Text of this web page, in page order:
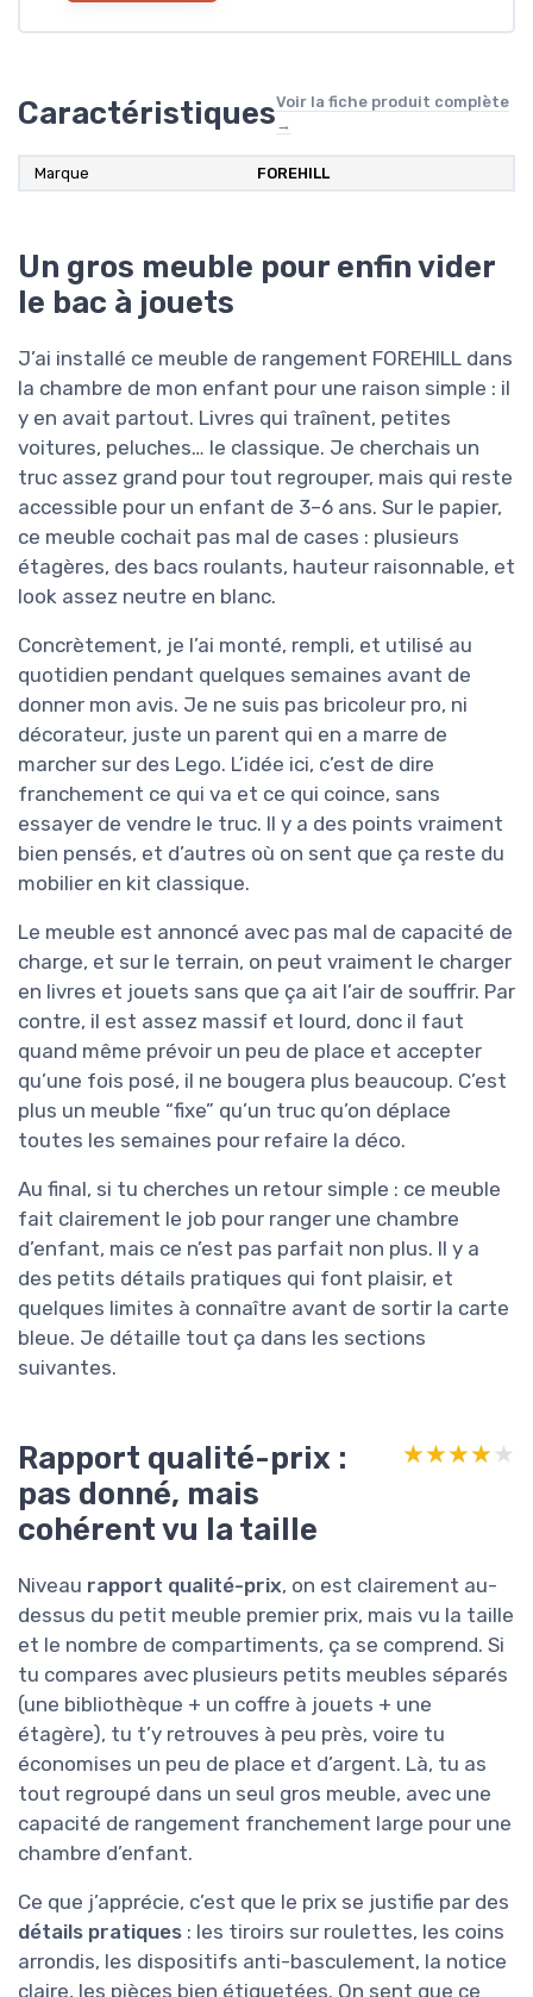
CaractéristiquesVoir la fiche produit complète
→
Marque FOREHILL
Un gros meuble pour enfin vider
le bac à jouets
J’ai installé ce meuble de rangement FOREHILL dans
la chambre de mon enfant pour une raison simple : il
y en avait partout. Livres qui traînent, petites
voitures, peluches… le classique. Je cherchais un
truc assez grand pour tout regrouper, mais qui reste
accessible pour un enfant de 3–6 ans. Sur le papier,
ce meuble cochait pas mal de cases : plusieurs
étagères, des bacs roulants, hauteur raisonnable, et
look assez neutre en blanc.
Concrètement, je l’ai monté, rempli, et utilisé au
quotidien pendant quelques semaines avant de
donner mon avis. Je ne suis pas bricoleur pro, ni
décorateur, juste un parent qui en a marre de
marcher sur des Lego. L’idée ici, c’est de dire
franchement ce qui va et ce qui coince, sans
essayer de vendre le truc. Il y a des points vraiment
bien pensés, et d’autres où on sent que ça reste du
mobilier en kit classique.
Le meuble est annoncé avec pas mal de capacité de
charge, et sur le terrain, on peut vraiment le charger
en livres et jouets sans que ça ait l’air de souffrir. Par
contre, il est assez massif et lourd, donc il faut
quand même prévoir un peu de place et accepter
qu’une fois posé, il ne bougera plus beaucoup. C’est
plus un meuble “fixe” qu’un truc qu’on déplace
toutes les semaines pour refaire la déco.
Au final, si tu cherches un retour simple : ce meuble
fait clairement le job pour ranger une chambre
d’enfant, mais ce n’est pas parfait non plus. Il y a
des petits détails pratiques qui font plaisir, et
quelques limites à connaître avant de sortir la carte
bleue. Je détaille tout ça dans les sections
suivantes.
Rapport qualité-prix :
pas donné, mais
cohérent vu la taille
★★★★★
★★★★★
Niveau rapport qualité-prix, on est clairement au-
dessus du petit meuble premier prix, mais vu la taille
et le nombre de compartiments, ça se comprend. Si
tu compares avec plusieurs petits meubles séparés
(une bibliothèque + un coffre à jouets + une
étagère), tu t’y retrouves à peu près, voire tu
économises un peu de place et d’argent. Là, tu as
tout regroupé dans un seul gros meuble, avec une
capacité de rangement franchement large pour une
chambre d’enfant.
Ce que j’apprécie, c’est que le prix se justifie par des
détails pratiques : les tiroirs sur roulettes, les coins
arrondis, les dispositifs anti-basculement, la notice
claire, les pièces bien étiquetées. On sent que ce